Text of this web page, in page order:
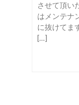
させて頂い
はメンテナ
に抜けてま
[…]